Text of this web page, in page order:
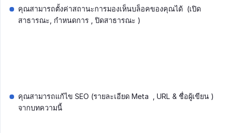
คุณสามารถตั้งค่าสถานะการมองเห็นบล็อคของคุณได้ (เปิด
สาธารณะ, กำหนดการ , ปิดสาธารณะ )
คุณสามารถแก้ไข SEO (รายละเอียด Meta , URL & ชื่อผู้เขียน )
จากบทความนี้